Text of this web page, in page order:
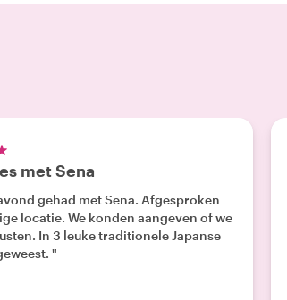
met Sena
gehad met Sena. Afgesproken
locatie. We konden aangeven of we
Japanse
restaurants geweest. "